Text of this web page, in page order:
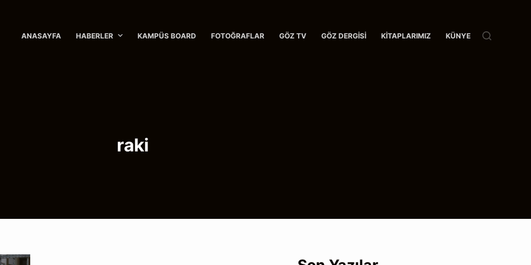
ANASAYFA HABERLER KAMPÜS BOARD FOTOĞRAFLAR GÖZ TV GÖZ DERGISI KITAPLARIMIZ KÜNYE
raki